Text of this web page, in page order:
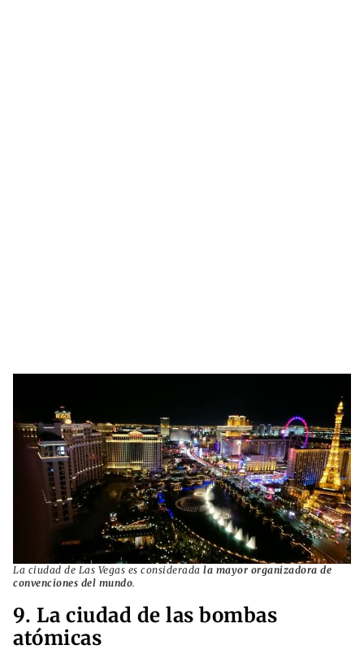
La ciudad de Las Vegas es considerada la mayor organizadora de
convenciones del mundo.
9. La ciudad de las bombas
atómicas